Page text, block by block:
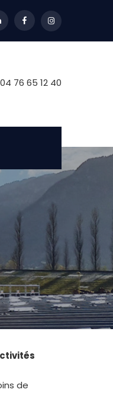
04 76 65 12 40
de